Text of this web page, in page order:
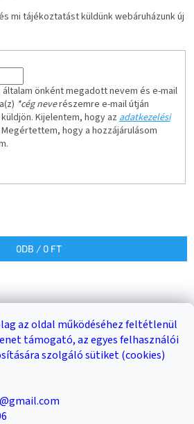
az oldal működéséhez feltétlenül
támogató, az egyes felhasználói
szolgáló sütiket (cookies)
mi tájékoztatást küldünk webáruházunk új
önként megadott nevem és e-mail
*cég neverészemre e-mail útján
Kijelentem, hogy azadatkezelési
hogy a hozzájárulásom
0DB / 0 FT
KERESÉS